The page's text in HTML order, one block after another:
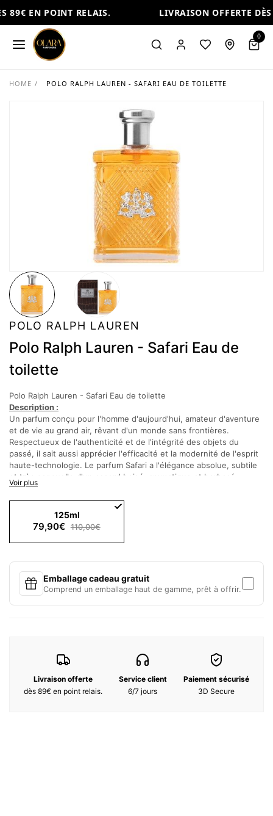
89€ EN POINT RELAIS. LIVRAISON OFFERTE
0
HOME / POLO RALPH LAUREN - SAFARI EAU DE TOILETTE
POLO RALPH LAUREN
Polo Ralph Lauren - Safari Eau de
toilette
Polo Ralph Lauren - Safari Eau de toilette
Description :
Un parfum conçu pour l'homme d'aujourd'hui, amateur d'aventure
et de vie au grand air, rêvant d'un monde sans frontières.
Respectueux de l'authenticité et de l'intégrité des objets du
passé, il sait aussi apprécier l'efficacité et la modernité de l'esprit
haute-technologie. Le parfum Safari a l'élégance absolue, subtile
et très sensuelle d'un accord boisé, aromatique et herbacé.
Notes Olfactives :
Notes de tête : Estragon, Lavande, Romarin, Basilic
Notes de fond :
Voir plus
125ml
79,90€ 110,00€
Emballage cadeau gratuit
Comprend un emballage haut de gamme, prêt à offrir.
Livraison offerte
dès 89€ en point relais.
Service client
6/7 jours
Paiement sécurisé
3D Secure